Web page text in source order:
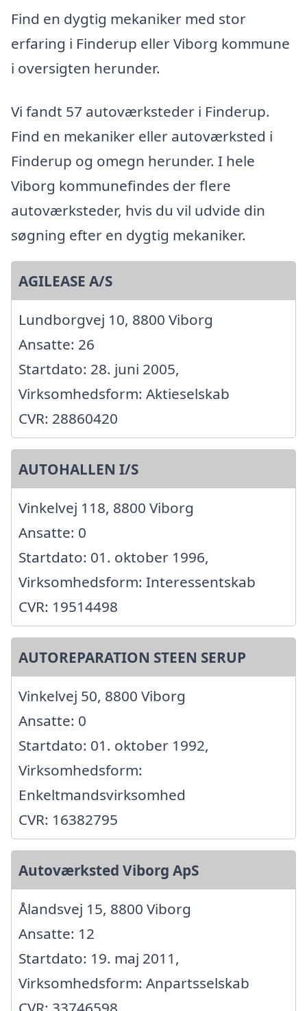
Find en dygtig mekaniker med stor
erfaring i Finderup eller Viborg kommune
i oversigten herunder.
Vi fandt 57 autoværksteder i Finderup.
Find en mekaniker eller autoværksted i
Finderup og omegn herunder. I hele
Viborg kommunefindes der flere
autoværksteder, hvis du vil udvide din
søgning efter en dygtig mekaniker.
AGILEASE A/S
Lundborgvej 10, 8800 Viborg
Ansatte: 26
Startdato: 28. juni 2005,
Virksomhedsform: Aktieselskab
CVR: 28860420
AUTOHALLEN I/S
Vinkelvej 118, 8800 Viborg
Ansatte: 0
Startdato: 01. oktober 1996,
Virksomhedsform: Interessentskab
CVR: 19514498
AUTOREPARATION STEEN SERUP
Vinkelvej 50, 8800 Viborg
Ansatte: 0
Startdato: 01. oktober 1992,
Virksomhedsform:
Enkeltmandsvirksomhed
CVR: 16382795
Autoværksted Viborg ApS
Ålandsvej 15, 8800 Viborg
Ansatte: 12
Startdato: 19. maj 2011,
Virksomhedsform: Anpartsselskab